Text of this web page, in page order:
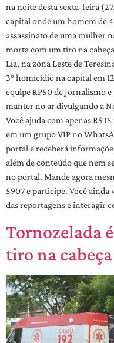
na noite desta sexta-feira
capital onde um homem de
assassinato de uma mulher
morta com um tiro na
Lia, na zona Leste de
3° homicídio na capital em
equipe RP50 de Jornalismo
manter no ar divulgando a
Você ajuda com apenas R$
em um grupo VIP no
portal e receberá
além de conteúdo que nem
no portal. Mande agora
5907 e participe. Você
das reportagens e interagir
Tornozelada
tiro na